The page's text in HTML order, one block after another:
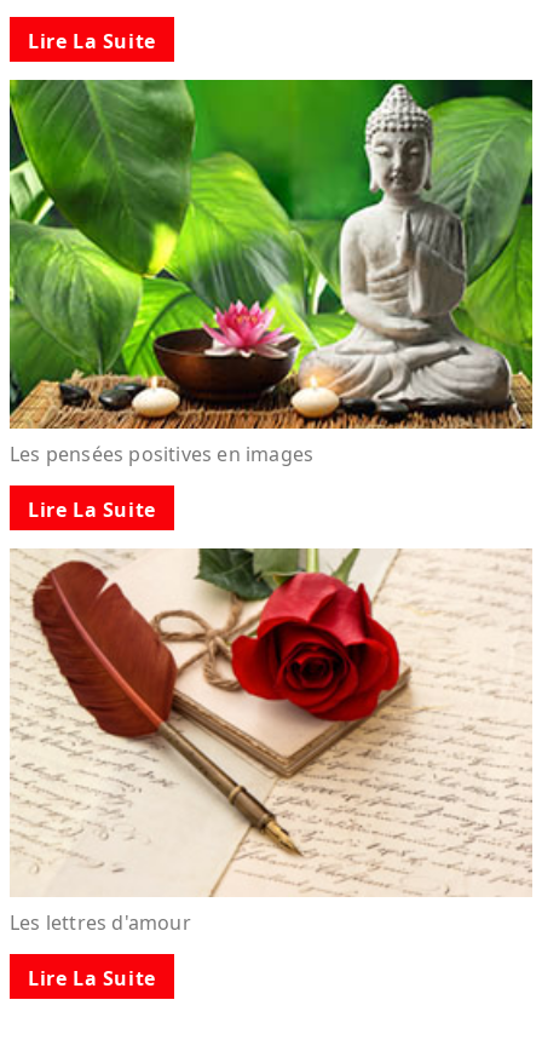
Lire La Suite
Les pensées positives en images
Lire La Suite
Les lettres d'amour
Lire La Suite